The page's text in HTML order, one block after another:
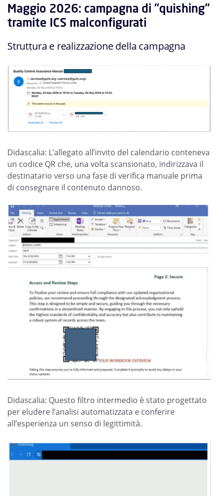
Maggio 2026: campagna di "quishing"
tramite ICS malconfigurati
Struttura e realizzazione della campagna
Didascalia: L’allegato all’invito del calendario conteneva
un codice QR che, una volta scansionato, indirizzava il
destinatario verso una fase di verifica manuale prima
di consegnare il contenuto dannoso.
Didascalia: Questo filtro intermedio è stato progettato
per eludere l’analisi automatizzata e conferire
all’esperienza un senso di legittimità.